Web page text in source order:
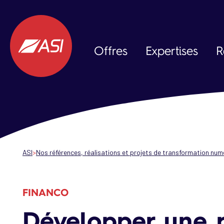
Offres
Expérience Client
Expertises
ASI Nos références, réalisations et projets de transformation
FINANCO